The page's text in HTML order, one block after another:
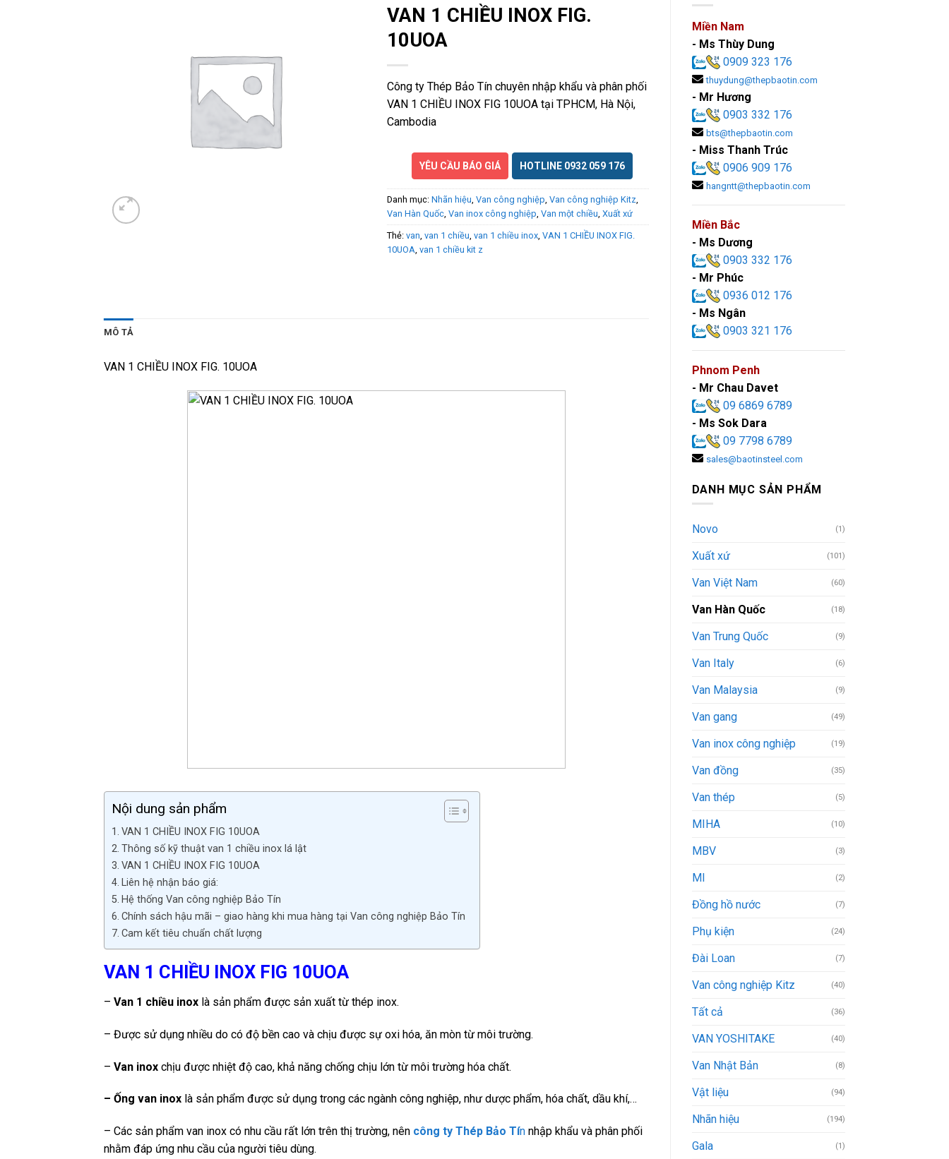
Miền Nam
- Ms Thùy Dung
0909 323 176
thuydung@thepbaotin.com
- Mr Hương
0903 332 176
bts@thepbaotin.com
- Miss Thanh Trúc
0906 909 176
hangntt@thepbaotin.com
Miền Bắc
- Ms Dương
0903 332 176
- Mr Phúc
0936 012 176
- Ms Ngân
0903 321 176
Phnom Penh
- Mr Chau Davet
09 6869 6789
- Ms Sok Dara
09 7798 6789
sales@baotinsteel.com
DANH MỤC SẢN PHẨM
Novo (1)
Xuất xứ (101)
Van Việt Nam (60)
Van Hàn Quốc (18)
Van Trung Quốc (9)
Van Italy (6)
Van Malaysia (9)
Van gang (49)
Van inox công nghiệp (19)
Van đồng (35)
Van thép (5)
MIHA (10)
MBV (3)
MI (2)
Đồng hồ nước (7)
Phụ kiện (24)
Đài Loan (7)
Van công nghiệp Kitz (40)
Tất cả (36)
VAN YOSHITAKE (40)
Van Nhật Bản (8)
Vật liệu (94)
Nhãn hiệu (194)
Gala (1)
VAN 1 CHIỀU INOX FIG.
10UOA
Công ty Thép Bảo Tín chuyên nhập khẩu và phân phối
VAN 1 CHIỀU INOX FIG 10UOA tại TPHCM, Hà Nội,
Cambodia
YÊU CẦU BÁO GIÁ HOTLINE 0932 059 176
Danh mục: Nhãn hiệu Van công nghiệp Van công nghiệp Kitz
Van Hàn Quốc, Van inox công nghiệp Van một chiều Xuất xứ
Thẻ: van van 1 chiều van 1 chiều inox, VAN 1 CHIỀU INOX FIG.
10UOA van 1 chiều kit z
MÔ TẢ
VAN 1 CHIỀU INOX FIG. 10UOA
Nội dung sản phẩm
VAN 1 CHIỀU INOX FIG 10UOA
Thông số kỹ thuật van 1 chiều inox lá lật
VAN 1 CHIỀU INOX FIG 10UOA
Liên hệ nhận báo giá:
Hệ thống Van công nghiệp Bảo Tín
Chính sách hậu mãi – giao hàng khi mua hàng tại Van công nghiệp Bảo Tín
Cam kết tiêu chuẩn chất lượng
VAN 1 CHIỀU INOX FIG 10UOA
– Van 1 chiều inox là sản phẩm được sản xuất từ thép inox.
– Được sử dụng nhiều do có độ bền cao và chịu được sự oxi hóa, ăn mòn từ môi trường.
– Van inox chịu được nhiệt độ cao, khả năng chống chịu lớn từ môi trường hóa chất.
– Ống van inox là sản phẩm được sử dụng trong các ngành công nghiệp, như dược phẩm, hóa chất, dầu khí,…
– Các sản phẩm van inox có nhu cầu rất lớn trên thị trường, nên công ty Thép Bảo Tín nhập khẩu và phân phối
nhằm đáp ứng nhu cầu của người tiêu dùng.